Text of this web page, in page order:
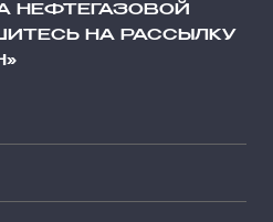
НЕФТЕГАЗОВОЙ
НА РАССЫЛКУ